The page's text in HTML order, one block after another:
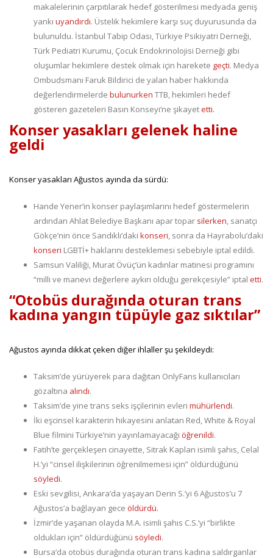
makalelerinin çarpıtılarak hedef gösterilmesi medyada geniş
yankı uyandırdı. Üstelik hekimlere karşı suç duyurusunda da
bulunuldu. İstanbul Tabip Odası, Türkiye Psikiyatri Derneği,
Türk Pediatri Kurumu, Çocuk Endokrinolojisi Derneği gibi
oluşumlar hekimlere destek olmak için harekete geçti. Medya
Ombudsmanı Faruk Bildirici de yalan haber hakkında
değerlendirmelerde bulunurken TTB, hekimleri hedef
gösteren gazeteleri Basın Konseyi’ne şikayetetti.
Konser yasakları gelenek haline
geldi
Konser yasakları Ağustos ayında da sürdü:
Hande Yener’in konser paylaşımlarını hedef göstermelerin
ardından Ahlat Belediye Başkanı apar topar silerken, sanatçı
Gökçe’nin önce Sandıklı’daki konseri, sonra da Hayrabolu’daki
konseri LGBTİ+ haklarını desteklemesi sebebiyle iptal edildi.
Samsun Valiliği, Murat Övüç’ün kadınlar matinesi programını
“milli ve manevi değerlere aykırı olduğu gerekçesiyle” iptal etti.
“Otobüs durağında oturan trans
kadına yangın tüpüyle gaz sıktılar”
Ağustos ayında dikkat çeken diğer ihlaller şu şekildeydi:
Taksim’de yürüyerek para dağıtan OnlyFans kullanıcıları
gözaltına alındı.
Taksim’de yine trans seks işçilerinin evleri mühürlendi.
İki eşcinsel karakterin hikayesini anlatan Red, White & Royal
Blue filmini Türkiye’nin yayınlamayacağı öğrenildi.
Fatih’te gerçekleşen cinayette, Sitrak Kaplan isimli şahıs, Celal
H.’yi “cinsel ilişkilerinin öğrenilmemesi için” öldürdüğünü
söyledi.
Eski sevgilisi, Ankara’da yaşayan Derin S.’yi 6 Ağustos’u 7
Ağustos’a bağlayan gece öldürdü.
İzmir’de yaşanan olayda M.A. isimli şahıs C.S.’yi “birlikte
oldukları için” öldürdüğünü söyledi.
Bursa’da otobüs durağında oturan trans kadına saldırganlar